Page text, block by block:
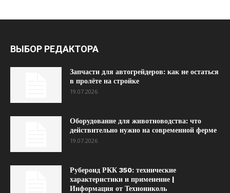
ВЫБОР РЕДАКТОРА
Запчасти для автогрейдеров: как не остаться
в пролёте на стройке
19.07.2026
Оборудование для животноводства: что
действительно нужно на современной ферме
19.07.2026
Рубероид РКК 350: технические
характеристики и применение |
Информация от Технониколь